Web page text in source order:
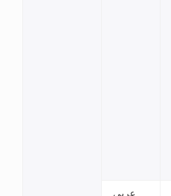
عربي